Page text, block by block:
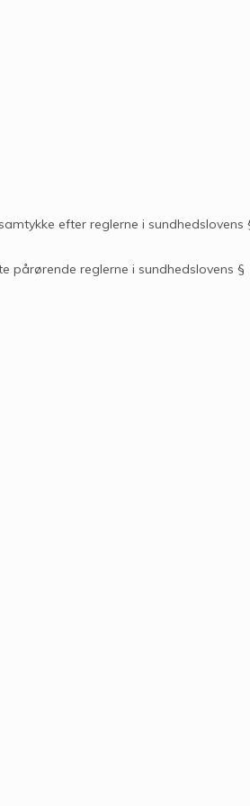
efter reglerne i sundhedslovens
pårørende reglerne i sundhedslovens §